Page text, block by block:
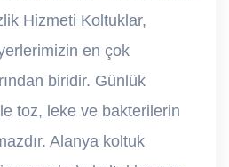
Hizmeti Koltuklar,
en çok
biridir. Günlük
toz, leke ve bakterilerin
Alanya koltuk